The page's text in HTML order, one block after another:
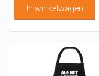
In winkelwagen